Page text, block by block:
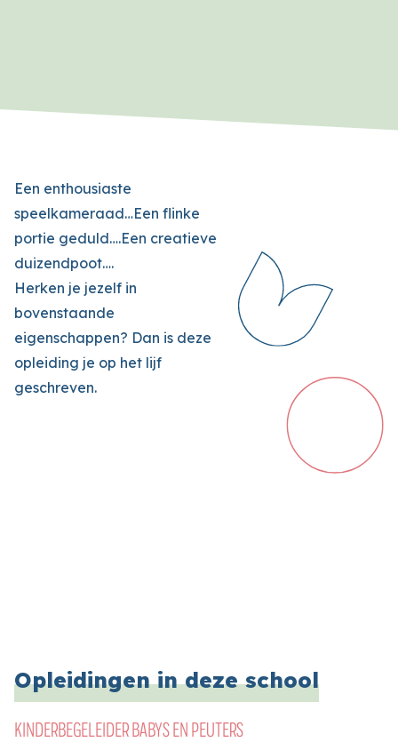
Een enthousiaste
speelkameraad…Een flinke
portie geduld….Een creatieve
duizendpoot….
Herken je jezelf in
bovenstaande
eigenschappen? Dan is deze
opleiding je op het lijf
geschreven.
Opleidingen in deze school
KINDERBEGELEIDER BABYS EN PEUTERS